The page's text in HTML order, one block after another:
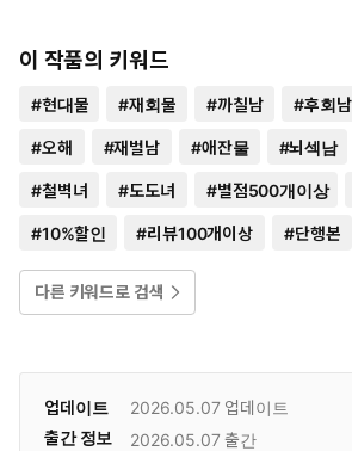
이 작품의 키워드
#현대물 #재회물 #까칠남 #후회남
#오해 #재벌남 #애잔물 #뇌섹남
#철벽녀 #도도녀 #별점500개이상
#10%할인 #리뷰100개이상 #단행본
다른 키워드로 검색
업데이트 2026.05.07업데이트
출간 정보
2026.05.07 출간